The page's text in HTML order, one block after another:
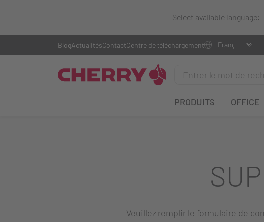
Select available language:
PRODUITS OFFICE
BlogActualitésContactCentre de téléchargement
Veuillez remplir le formulaire de